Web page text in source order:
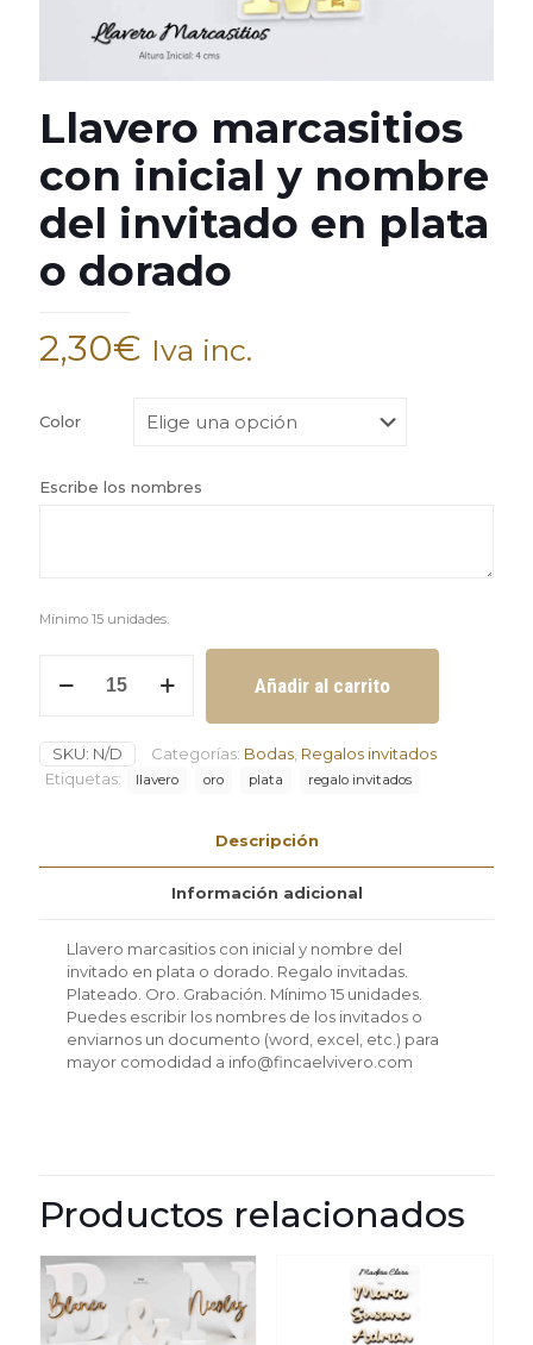
Llavero marcasitios
con inicial y nombre
del invitado en plata
o dorado
2,30€ Iva inc.
Color
Escribe los nombres
Mínimo 15 unidades.
marcasitios
nombre
plata
Añadir al carrito
SKU: N/D Categorías: Bodas Regalos invitados
Etiquetas:
llavero oro plata regalo invitados
Descripción
Información adicional
Llavero marcasitios con inicial y nombre del
invitado en plata o dorado. Regalo invitadas.
Plateado. Oro. Grabación. Mínimo 15 unidades.
Puedes escribir los nombres de los invitados o
enviarnos un documento (word, excel, etc.) para
mayor comodidad a info@fincaelvivero.com
Productos relacionados